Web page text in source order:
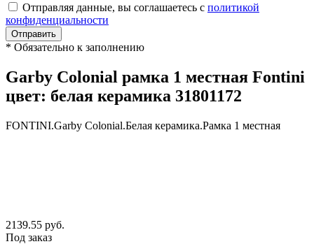
Отправляя данные, вы соглашаетесь с политикой
конфиденциальности
Отправить
* Обязательно к заполнению
Garby Colonial рамка 1 местная Fontini
цвет: белая керамика 31801172
FONTINI.Garby Colonial.Белая керамика.Рамка 1 местная
2139.55 руб.
Под заказ